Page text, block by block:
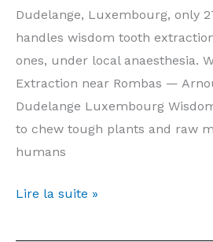
Tanson
Luxembourg
Dudelange, Luxembourg, only
handles wisdom tooth
ones, under local anaesthesia.
Extraction near Rombas —
Dudelange Luxembourg
to chew tough plants and raw
humans
Wisdom
Extraction
Lire la suite »